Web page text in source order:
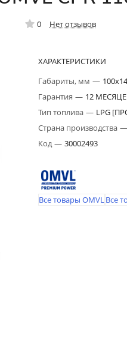
0 Нет отзывов
ХАРАКТЕРИСТИКИ
Габариты, мм —
Гарантия — 12
Тип топлива — LPG
Страна производства —
Код— 30002493
Все товары OMVLВсе